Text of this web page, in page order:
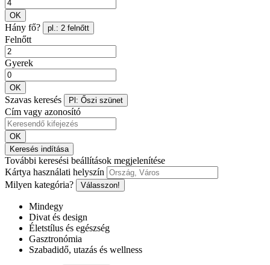
OK
Hány fő? pl.: 2 felnőtt
Felnőtt
Gyerek
OK
Szavas keresés Pl: Őszi szünet
Cím vagy azonosító
OK
Keresés indítása
További keresési beállítások megjelenítése
Kártya használati helyszín
Milyen kategória?
Válasszon!
Mindegy
Divat és design
Életstílus és egészség
Gasztronómia
Szabadidő, utazás és wellness